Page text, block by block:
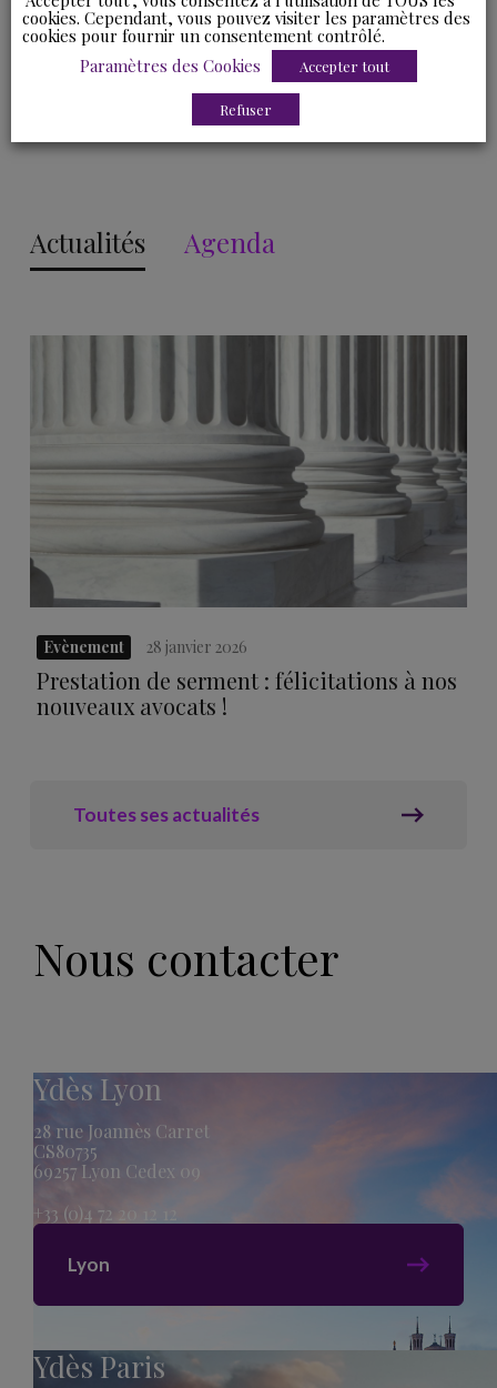
Master 2 Juriste fiscaliste – Université Paris-Cité (Paris V
Descartes), 2022
Master 1 Droit des affaires / DCJE 1 – Aix-Marseille
Actualités Agenda
Evènement 28 janvier 2026
Prestation de serment : félicitations à nos
nouveaux avocats !
Toutes ses actualités
Nous contacter
Ydès Lyon
28 rue Joannès Carret
CS80735
69257 Lyon Cedex 09
+33 (0)4 72 20 12 12
Lyon
Ydès Paris
cookies. Cependant, vous pouvez visiter les paramètres des
cookies pour fournir un consentement contrôlé.
Paramètres des Cookies
Accepter tout
Refuser